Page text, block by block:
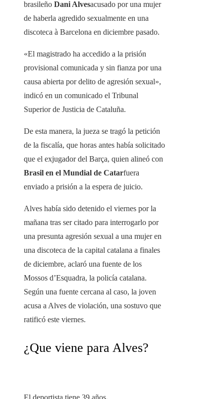
brasileño Dani Alvesacusado por una mujer
de haberla agredido sexualmente en una
discoteca à Barcelona en diciembre pasado.
«El magistrado ha accedido a la prisión
provisional comunicada y sin fianza por una
causa abierta por delito de agresión sexual»,
indicó en un comunicado el Tribunal
Superior de Justicia de Cataluña.
De esta manera, la jueza se tragó la petición
de la fiscalía, que horas antes había solicitado
que el exjugador del Barça, quien alineó con
Brasil en el Mundial de Catarfuera
enviado a prisión a la espera de juicio.
Alves había sido detenido el viernes por la
mañana tras ser citado para interrogarlo por
una presunta agresión sexual a una mujer en
una discoteca de la capital catalana a finales
de diciembre, aclaró una fuente de los
Mossos d’Esquadra, la policía catalana.
Según una fuente cercana al caso, la joven
acusa a Alves de violación, una sostuvo que
ratificó este viernes.
¿Que viene para Alves?